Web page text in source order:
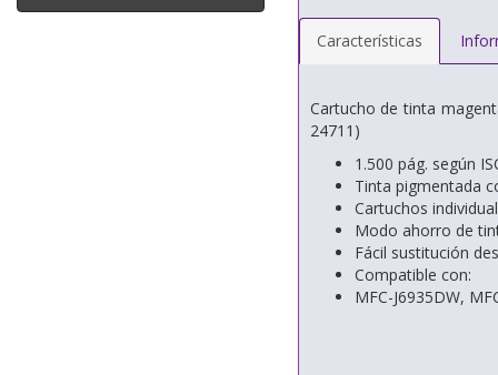
Características
Cartucho de tinta
24711)
1.500 pág. según
Tinta pigmentada
Cartuchos
Modo ahorro de
Fácil sustitución
Compatible con:
MFC-J6935DW,